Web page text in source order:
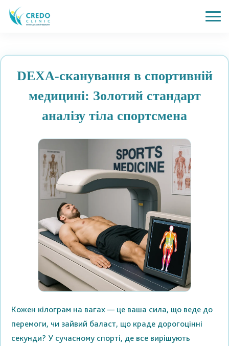
DEXA-сканування в спортивній
медицині: Золотий стандарт
аналізу тіла спортсмена
Кожен кілограм на вагах — це ваша сила, що веде до
перемоги, чи зайвий баласт, що краде дорогоцінні
секунди? У сучасному спорті, де все вирішують